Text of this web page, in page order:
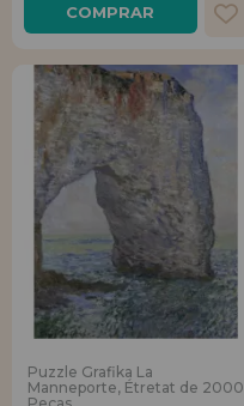
COMPRAR
Puzzle Grafika La
Manneporte, Étretat de 2000